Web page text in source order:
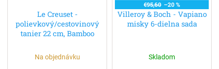
Le Creuset -
polievkový/cestovinový
tanier 22 cm, Bamboo
Na objednávku
€95,60 –20 %
Villeroy & Boch - Vapiano
misky 6-dielna sada
Skladom